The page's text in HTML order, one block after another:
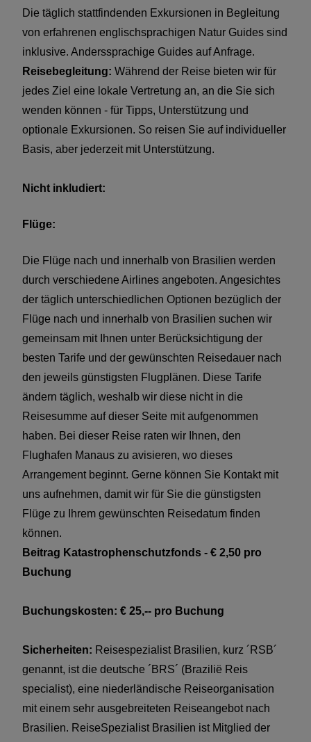
Sie zusammen. Sie verpflichten sich zu nichts. Ihr
Reiseangebot erhalten Sie in der Regel innerhalb von
2 Werktagen.
Flexibilität: Verkürzen oder verlängern: Sind Sie an
der Reise in der vorgestellten Variante grundsätzlich
interessiert, möchten diese Reise aber verkürzen oder
verlängern, oder vielleicht diesen Baustein mit einem
anderen Baustein kombinieren? Kein Problem; wir
Reiseangebot.
Die exakte Reisesumme wird berechnet unter
Zusammenstellung der Reisegruppe. Der mittlere
Preis pro Person variiert, wenn Sie zum Beispiel
alleine reisen, oder zu zweit, oder es sich um eine
Familienreise mit 4 Personen handelt. Auch ist das
Reisedatum entscheidend. Während der Festtage wie
zum Beispiel Weihnachten, Ostern und Neujahr
steigen die Preise für die Unterkünfte und Flüge. Auch
unterscheidet man zwischen Hoch- und
Niedrigsaison. Nehmen Sie Kontakt mit uns auf und
wir berechnen die aktuelle Reisesumme.
Die täglich stattfindenden Exkursionen in Begleitung
von erfahrenen englischsprachigen Natur Guides sind
inklusive. Anderssprachige Guides auf Anfrage.
Reisebegleitung: Während der Reise bieten wir für
jedes Ziel eine lokale Vertretung an, an die Sie sich
wenden können - für Tipps, Unterstützung und
optionale Exkursionen. So reisen Sie auf individueller
Basis, aber jederzeit mit Unterstützung.
Nicht inkludiert:
Flüge:
Die Flüge nach und innerhalb von Brasilien werden
durch verschiedene Airlines angeboten. Angesichtes
der täglich unterschiedlichen Optionen bezüglich der
Flüge nach und innerhalb von Brasilien suchen wir
gemeinsam mit Ihnen unter Berücksichtigung der
besten Tarife und der gewünschten Reisedauer nach
den jeweils günstigsten Flugplänen. Diese Tarife
ändern täglich, weshalb wir diese nicht in die
Reisesumme auf dieser Seite mit aufgenommen
haben. Bei dieser Reise raten wir Ihnen, den
Flughafen Manaus zu avisieren, wo dieses
Arrangement beginnt. Gerne können Sie Kontakt mit
uns aufnehmen, damit wir für Sie die günstigsten
Flüge zu Ihrem gewünschten Reisedatum finden
können.
Beitrag Katastrophenschutzfonds - € 2,50 pro
Buchung
Buchungskosten: € 25,-- pro Buchung
Sicherheiten: Reisespezialist Brasilien, kurz ´RSB´
genannt, ist die deutsche ´BRS´ (Brazilië Reis
specialist), eine niederländische Reiseorganisation
mit einem sehr ausgebreiteten Reiseangebot nach
Brasilien. ReiseSpezialist Brasilien ist Mitglied der